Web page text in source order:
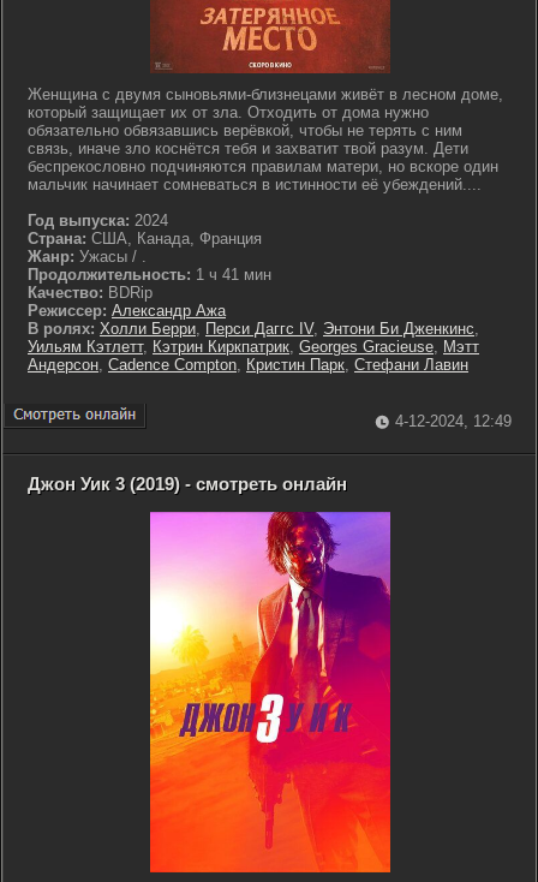
Женщина с двумя сыновьями-близнецами живёт в лесном доме,
который защищает их от зла. Отходить от дома нужно
обязательно обвязавшись верёвкой, чтобы не терять с ним
связь, иначе зло коснётся тебя и захватит твой разум. Дети
беспрекословно подчиняются правилам матери, но вскоре один
мальчик начинает сомневаться в истинности её убеждений....
Год выпуска: 2024
Страна: США, Канада, Франция
Жанр: Ужасы / .
Продолжительность: 1 ч 41 мин
Качество: BDRip
Режиссер: Александр Ажа
В ролях: Холли Берри, Перси Даггс IV, Энтони Би Дженкинс,
Уильям Кэтлетт, Кэтрин Киркпатрик, Georges Gracieuse, Мэтт
Андерсон, Cadence Compton, Кристин Парк, Стефани Лавин
4-12-2024, 12:49
Джон Уик 3 (2019) - смотреть онлайн